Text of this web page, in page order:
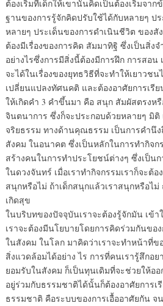
ต้องเริ่มที่เด็กให้เขานั้นคิดเป็นต้องเริ่มจา
ฐานของการรู้จักคิดปรับใช้ได้กับหลายๆ ป
หลายๆ ประเด็นของการดำเนินชีวิต ของสั
ต้องมีเรื่องของการคิด สัมมาทิฐิ ซึ่งเป็นสิ่ง
อย่างไรซึ่งการมีสิ่งนี้ต้องมีการฝึก การสอน
จะได้ในเรื่องของยุทธวิธีที่จะทำให้เยาวช
เปลี่ยนแปลงทัศนคติ และต้องอาศัยการเรี
ให้เกิดคำ 3 คำขึ้นมา คือ สนุก สัมผัสตรงห
จินตนาการ ซึ่งก็จะประกอบด้วยหลายๆ มิ
จริยธรรม ทางด้านคุณธรรม เป็นการคำนึ
สังคม ในอนาคต ซึ่งเป็นหลักในการทำกิจก
สร้างคนในการทำประโยชน์ต่างๆ ซึ่งเป็น
ในดวงจันทร์ เมื่อเราทำกิจกรรมเราก็จะต้อ
สนุกหรือไม่ ถ้าเด็กสนุกแล้วเราสนุกหรือไม่
เกิดสุข
ในบริบทของปัจจุบันเราจะต้องรู้จักมัน เข้
เราจะต้องมีนโยบายโดยการคิดร่วมกันข
ในสังคม ในโลก มาคิดว่าเราจะทำหน้าที่ข
สิ่งแวดล้อมได้อย่าง ไร การที่คนเรารู้สึกอ
ยอมรับในสังคม ก็เป็นทุนเดิมที่จะช่วยให้อ
อยู่ร่วมกับธรรมชาติได้นั้นก็ต้องอาศัยการเ
ธรรมชาติ คือระบบของการเอื้ออาศัยกัน